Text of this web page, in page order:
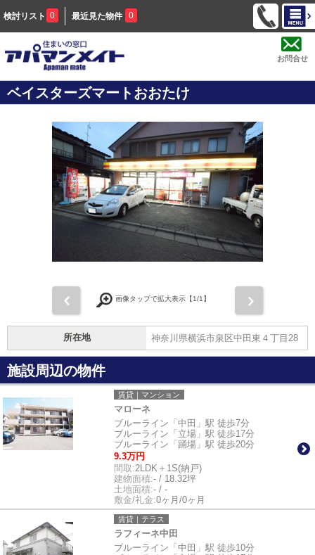
検討リスト 0 最近見た物件 0
お問合せ
ベイスターズマートおおたけ
画像タップで拡大表示【1/1】
所在地 神奈川県横浜市泉区中田東４丁目28
施設周辺の物件
賃貸｜マンション
マローネ
ブルーライン「中田」駅 徒歩7分
ブルーライン「立場」駅 徒歩17分
ブルーライン「踊場」駅 徒歩20分
9.3万円
間取:2LDK＋1S(納戸)
建物面積:- / 18.32坪
土地面積:- / -
敷金/礼金:0ヶ月/0ヶ月
賃貸｜テラス
ラフィーネ中田
ブルーライン「中田」駅 徒歩10分